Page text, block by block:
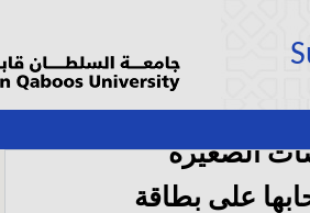
الصغيرة
على بطاقة